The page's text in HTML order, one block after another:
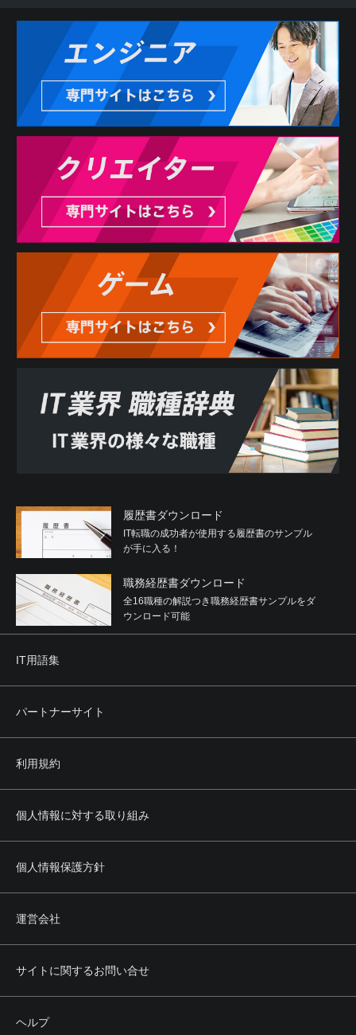
履歴書ダウンロード
IT転職の成功者が使用する履歴書のサンプル
が手に入る！
職務経歴書ダウンロード
全16職種の解説つき職務経歴書サンプルをダ
ウンロード可能
IT用語集
パートナーサイト
利用規約
個人情報に対する取り組み
個人情報保護方針
運営会社
サイトに関するお問い合せ
ヘルプ